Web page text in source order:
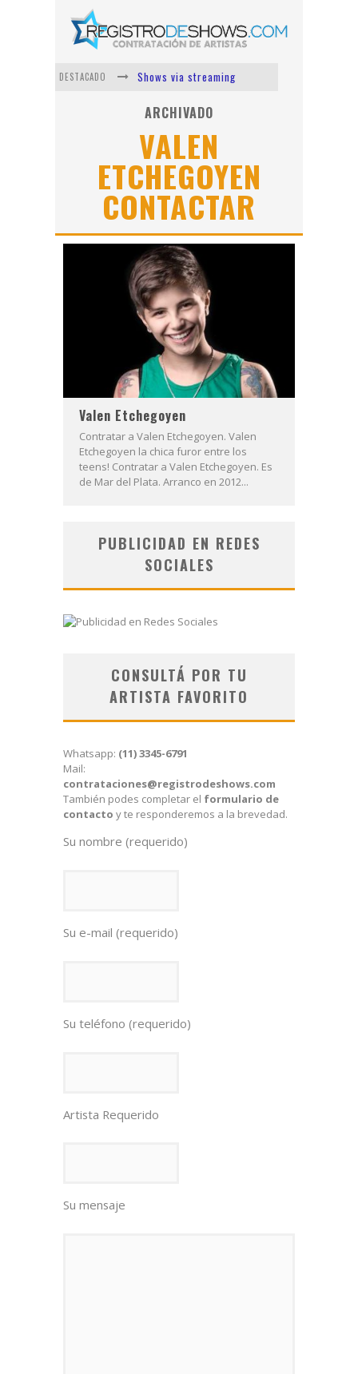
DESTACADO
Shows via streaming
Lit Killah
Nicki Nicole
Duki
Vi Em
Los Ángeles Azules
ARCHIVADO
VALEN
ETCHEGOYEN
CONTACTAR
Valen Etchegoyen
Contratar a Valen Etchegoyen. Valen
Etchegoyen la chica furor entre los
teens! Contratar a Valen Etchegoyen. Es
de Mar del Plata. Arranco en 2012...
PUBLICIDAD EN REDES
SOCIALES
CONSULTÁ POR TU
ARTISTA FAVORITO
Whatsapp: (11) 3345-6791
Mail:
contrataciones@registrodeshows.com
También podes completar el formulario de
contacto y te responderemos a la brevedad.
Su nombre (requerido)
Su e-mail (requerido)
Su teléfono (requerido)
Artista Requerido
Su mensaje